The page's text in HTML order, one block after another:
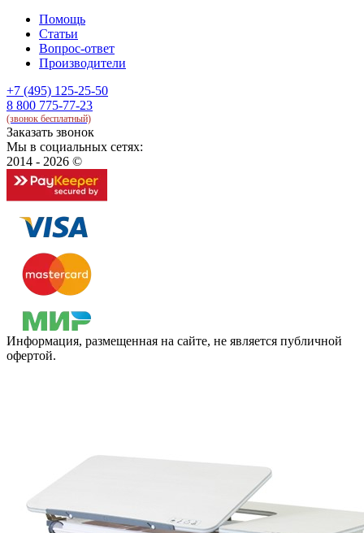
Помощь
Статьи
Вопрос-ответ
Производители
+7 (495) 125-25-50
8 800 775-77-23
(звонок бесплатный)
Заказать звонок
Мы в социальных сетях:
2014 - 2026 ©
Информация, размещенная на сайте, не является публичной
офертой.